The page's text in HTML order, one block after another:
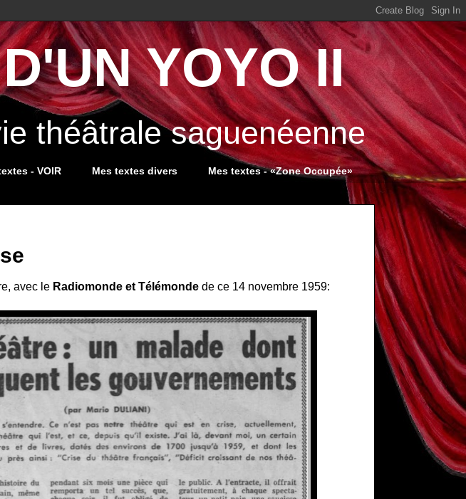
YOYO II
théâtrale saguenéenne
- VOIR Mes textes divers Mes textes - «Zone Occupée»
avec le Radiomonde et Télémonde de ce 14 novembre 1959: